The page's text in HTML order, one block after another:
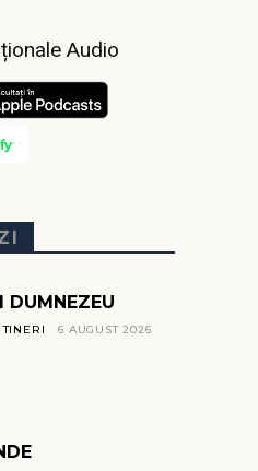
Audio
DUMNEZEU
TINERI 6 AUGUST 2026